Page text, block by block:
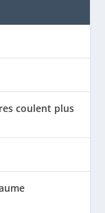
coulent plus